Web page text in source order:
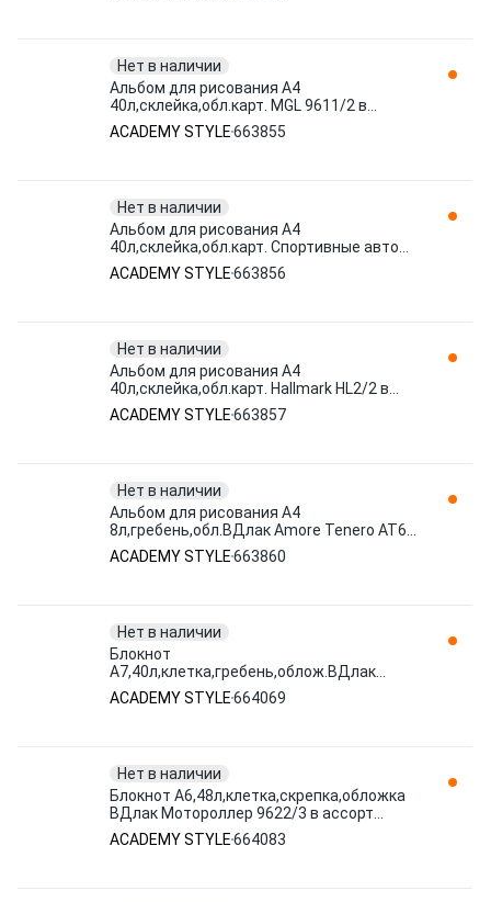
Нет в наличии
Альбом для рисования А4
40л,склейка,обл.карт. MGL 9611/2 в
ассорт 663855 ACADEMY STYLE
ACADEMY STYLE663855
Нет в наличии
Альбом для рисования А4
40л,склейка,обл.карт. Спортивные авто
7305/2 ассор 663856 ACADEMY STYLE
ACADEMY STYLE663856
Нет в наличии
Альбом для рисования А4
40л,склейка,обл.карт. Hallmark HL2/2 в
ассорт 663857 ACADEMY STYLE
ACADEMY STYLE663857
Нет в наличии
Альбом для рисования А4
8л,гребень,обл.ВДлак Amore Tenero AT65
663860 ACADEMY STYLE
ACADEMY STYLE663860
Нет в наличии
Блокнот
А7,40л,клетка,гребень,облож.ВДлак
Звери под зонтиком 9636/3 в ассор
664069 ACADEMY STYLE
ACADEMY STYLE664069
Нет в наличии
Блокнот А6,48л,клетка,скрепка,обложка
ВДлак Мотороллер 9622/3 в ассорт
664083 ACADEMY STYLE
ACADEMY STYLE664083